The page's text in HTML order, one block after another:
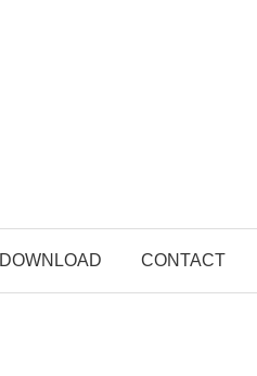
DOWNLOAD CONTACT